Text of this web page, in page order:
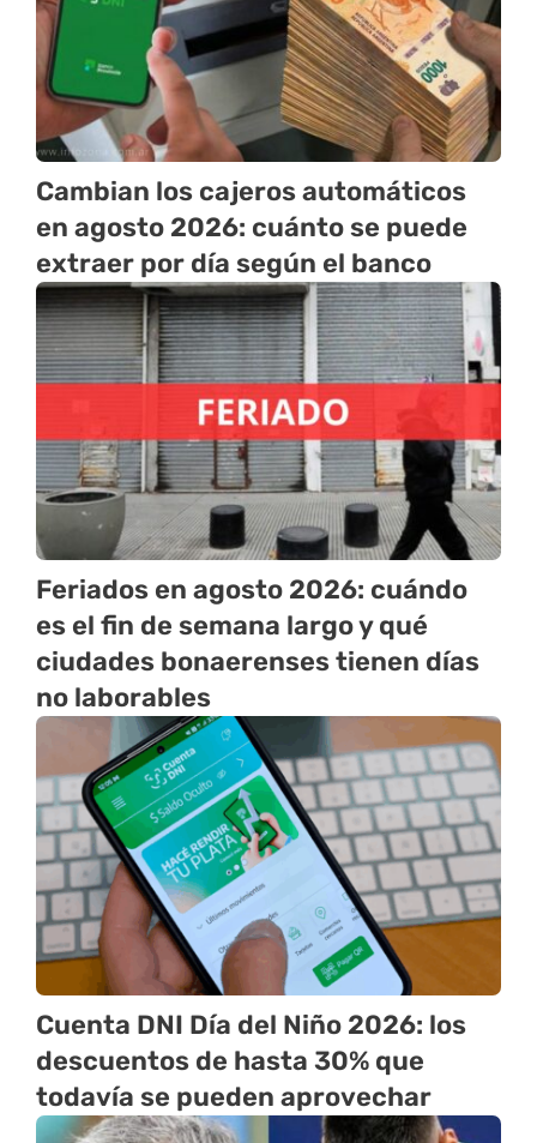
Cambian los cajeros automáticos
en agosto 2026: cuánto se puede
extraer por día según el banco
Feriados en agosto 2026: cuándo
es el fin de semana largo y qué
ciudades bonaerenses tienen días
no laborables
Cuenta DNI Día del Niño 2026: los
descuentos de hasta 30% que
todavía se pueden aprovechar